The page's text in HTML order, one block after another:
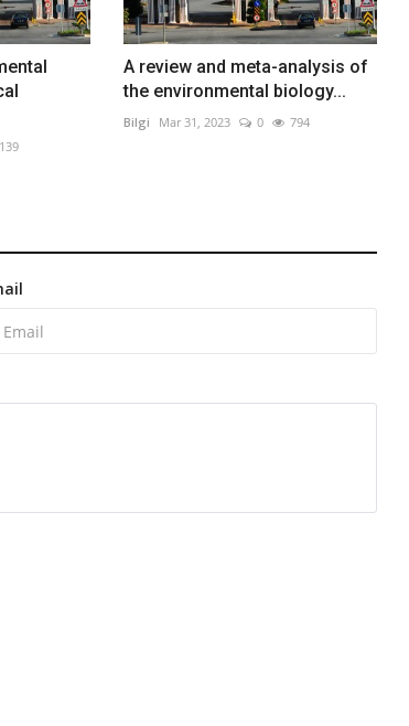
A review and meta-analysis of
the environmental biology...
Bilgi Mar 31, 2023 0 794